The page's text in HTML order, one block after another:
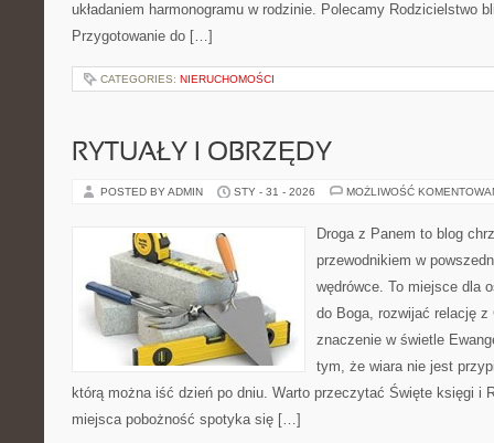
układaniem harmonogramu w rodzinie. Polecamy Rodzicielstwo
Przygotowanie do […]
CATEGORIES: NIERUCHOMOŚCI
RYTUAŁY I OBRZĘDY
POSTED BY ADMIN STY - 31 - 2026 MOŻLIWOŚĆ
Droga z Panem to blog
przewodnikiem w
wędrówce. To miejsce dla
do Boga, rozwijać relację
znaczenie w świetle
tym, że wiara nie jest
którą można iść dzień po dniu. Warto przeczytać Święte księgi i
miejsca pobożność spotyka się […]